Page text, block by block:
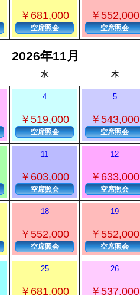
￥681,000
空席照会
￥552,000
空席照会
2026年11月
水 木
4
￥519,000
空席照会
5
￥543,000
空席照会
11
￥603,000
空席照会
12
￥633,000
空席照会
18
￥552,000
空席照会
19
￥552,000
空席照会
25
￥681,000
26
￥537,000